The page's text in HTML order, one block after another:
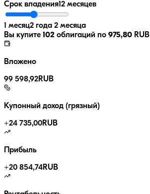
Срок владения12 месяцев
1 месяц2 года 2 месяца
Вы купите 102 облигаций по 975,80 RUB
Вложено
99 598,92RUB
Купонный доход (грязный)
+24 735,00RUB
Прибыль
+20 854,74RUB